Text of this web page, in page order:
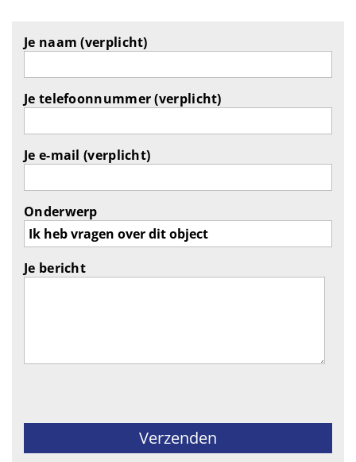
Je naam (verplicht)
Je telefoonnummer (verplicht)
Je e-mail (verplicht)
Onderwerp
Je bericht